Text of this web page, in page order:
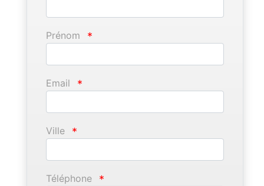
Prénom *
Email *
Ville *
Téléphone *